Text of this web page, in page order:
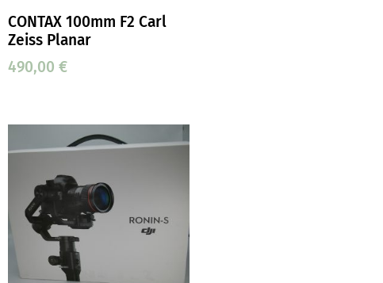
CONTAX 100mm F2 Carl
Zeiss Planar
490,00 €